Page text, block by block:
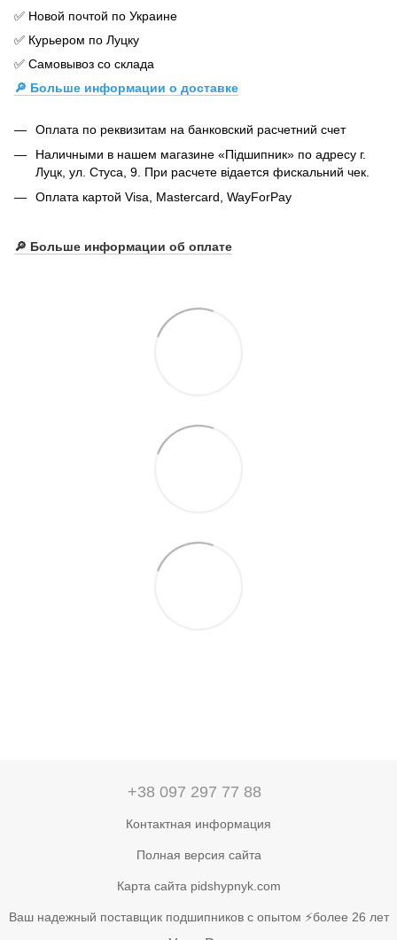
✅ Новой почтой по Украине
✅ Курьером по Луцку
✅ Самовывоз со склада
🔎 Больше информации о доставке
Оплата по реквизитам на банковский расчетний счет
Наличными в нашем магазине «Підшипник» по адресу г.
Луцк, ул. Стуса, 9. При расчете відается фискальний чек.
Оплата картой Visa, Mastercard, WayForPay
🔎 Больше информации об оплате
+38 097 297 77 88
Контактная информация
Полная версия сайта
Карта сайта pidshypnyk.com
Ваш надежный поставщик подшипников с опытом ⚡более 26 лет